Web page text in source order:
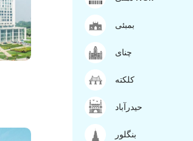
بمبئی
چنای
کلکته
حیدرآباد
بنگلور